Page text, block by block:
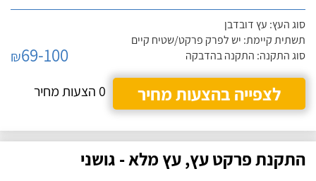
סוג העץ: עץ דובדבן
תשתית קיימת: יש לפרק פרקט/שטיח קיים
סוג התקנה: התקנה בהדבקה
₪69-100
לצפייה בהצעות מחיר
0 הצעות מחיר
התקנת פרקט עץ, עץ מלא - גושני